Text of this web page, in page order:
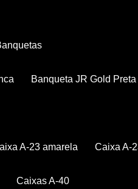
Banquetas
Banqueta JR Gold Preta
Caixa A-23 amarela Caixa A-
Caixas A-40